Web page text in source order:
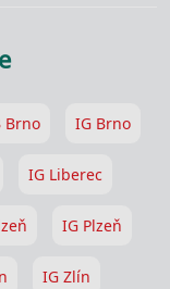
Brno IG Brno
IG Liberec
IG Plzeň
IG Zlín